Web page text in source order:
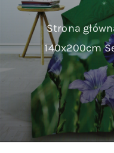
Ręczniki
Koce
Prześcieradła
Strona
140x200cm